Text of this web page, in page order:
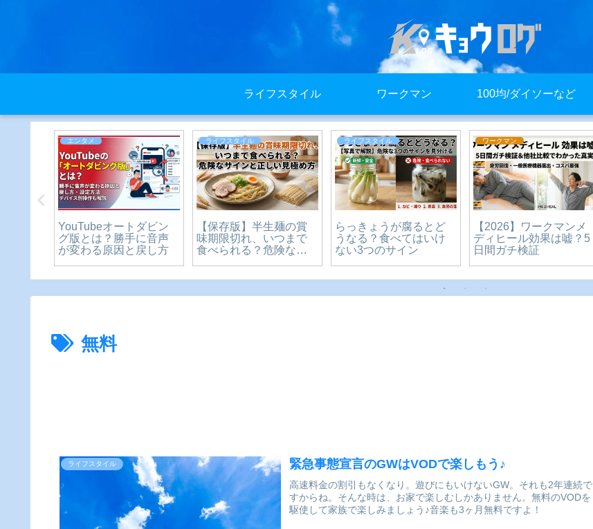
ライフスタイル ワークマン 100均/ダイソーなど
エンタメ
YouTubeオートダビン
グ版とは？勝手に音声
が変わる原因と戻し方
ライフスタイル
【保存版】半生麺の賞
味期限切れ、いつまで
食べられる？危険なサ
ライフスタイル
らっきょうが腐るとど
うなる？食べてはいけ
ない3つのサイン
ワークマン
【2026】ワークマンメ
ディヒール効果は嘘？5
日間ガチ検証
無料
ライフスタイル 緊急事態宣言のGWはVODで楽しもう♪
高速料金の割引もなくなり。遊びにもいけないGW。それも2年連続で
すからね。そんな時は、お家で楽しむしかありません。無料のVODを
駆使して家族で楽しみましょう♪音楽も3ヶ月無料ですよ！